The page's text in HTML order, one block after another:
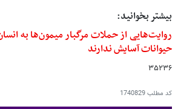
بیشتر بخوانید:
روایت‌هایی از حملات مرگبار میمون‌ها به
حیوانات آسایش ندارند
۳۵۲۳۶
کد مطلب1740829